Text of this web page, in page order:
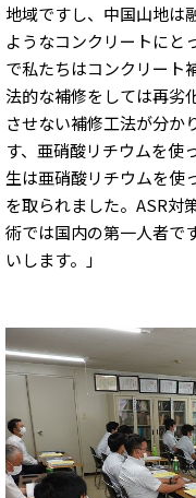
地域ですし、中国山地は
ようなコンクリートにと
で私たちはコンクリート
法的な補修をしては再劣
させない補修工法が分か
す、亜硝酸リチウムを使
生は亜硝酸リチウムを使
を取られました。ASR対
術では国内の第一人者で
いします。」